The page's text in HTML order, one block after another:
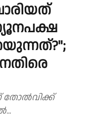
തോല്‍വിക്ക്